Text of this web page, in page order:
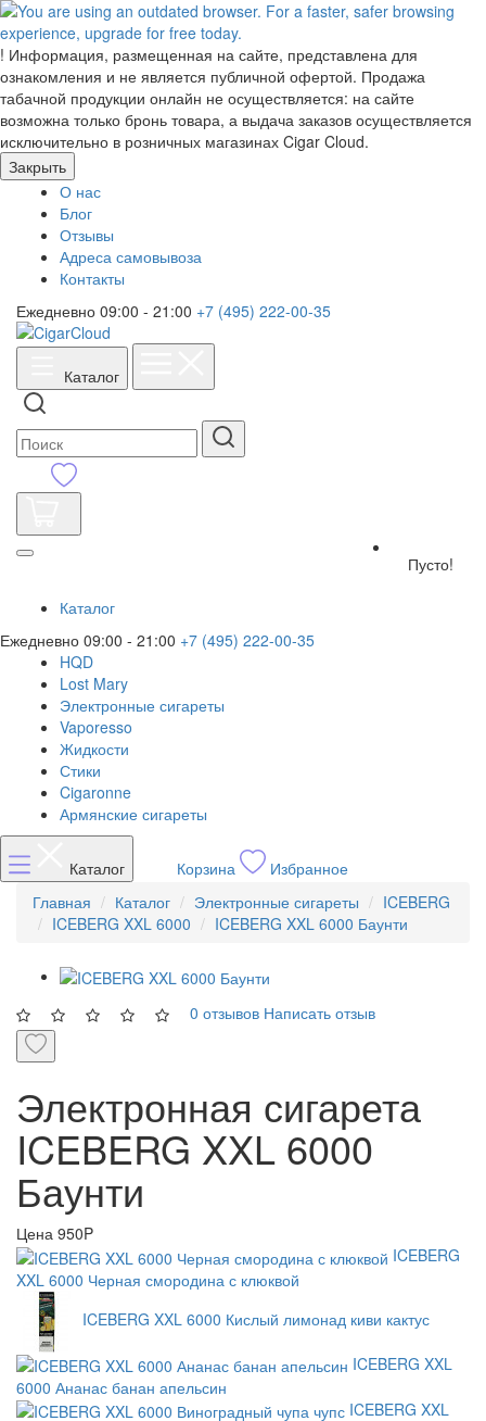
! Информация, размещенная на сайте, представлена для
ознакомления и не является публичной офертой. Продажа
табачной продукции онлайн не осуществляется: на сайте
возможна только бронь товара, а выдача заказов осуществляется
исключительно в розничных магазинах Cigar Cloud.
Закрыть
О нас
Блог
Отзывы
Адреса самовывоза
Контакты
Ежедневно 09:00 - 21:00 +7 (495) 222-00-35
Каталог
Пусто!
Каталог
Ежедневно 09:00 - 21:00 +7 (495) 222-00-35
HQD
Lost Mary
Электронные сигареты
Vaporesso
Жидкости
Стики
Cigaronne
Армянские сигареты
Каталог Корзина
Избранное
Главная
Каталог Электронные сигареты
ICEBERG
ICEBERG XXL 6000
ICEBERG XXL 6000 Баунти
0 отзывов Написать отзыв
Электронная сигарета
ICEBERG XXL 6000
Баунти
Цена 950P
ICEBERG
XXL 6000 Черная смородина с клюквой
ICEBERG XXL 6000 Кислый лимонад киви кактус
ICEBERG XXL
6000 Ананас банан апельсин
ICEBERG XXL